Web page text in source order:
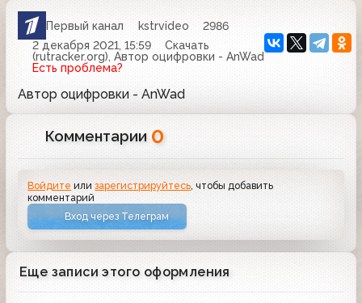
Первый канал kstrvideo
2986
2 декабря 2021, 15:59
Скачать
(rutracker.org), Автор оцифровки - AnWad
Есть проблема?
Автор оцифровки - AnWad
Комментарии 0
Войдите илизарегистрируйтесь, чтобы добавить
комментарий
Вход через Телеграм
Еще записи этого оформления